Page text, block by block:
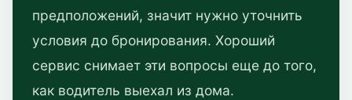
предположений, значит нужно уточнить
условия до бронирования. Хороший
сервис снимает эти вопросы еще до того,
как водитель выехал из дома.